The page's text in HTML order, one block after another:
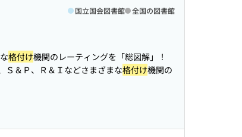
国立国会図書館 全国の図書館
格付け機関のレーティングを「総図解」！
Ｓ＆Ｐ、Ｒ＆Ｉなどさまざまな格付け機関の